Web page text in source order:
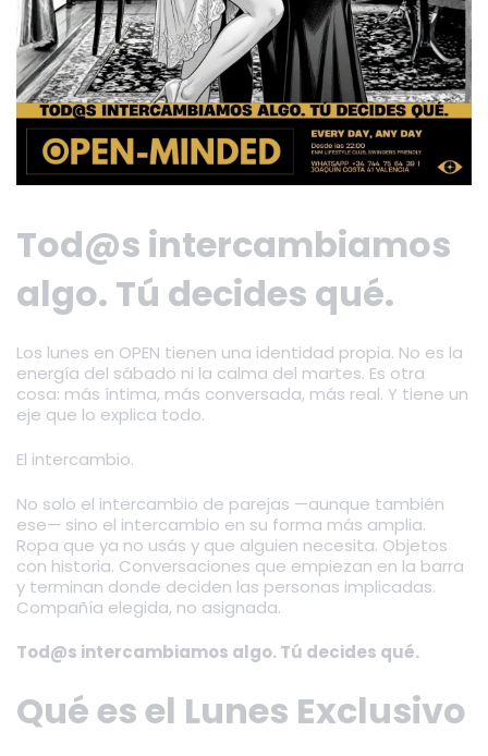
Tod@s intercambiamos
algo. Tú decides qué.
Los lunes en OPEN tienen una identidad propia. No es la
energía del sábado ni la calma del martes. Es otra
cosa: más íntima, más conversada, más real. Y tiene un
eje que lo explica todo.
El intercambio.
No solo el intercambio de parejas —aunque también
ese— sino el intercambio en su forma más amplia.
Ropa que ya no usás y que alguien necesita. Objetos
con historia. Conversaciones que empiezan en la barra
y terminan donde deciden las personas implicadas.
Compañía elegida, no asignada.
Tod@s intercambiamos algo. Tú decides qué.
Qué es el Lunes Exclusivo